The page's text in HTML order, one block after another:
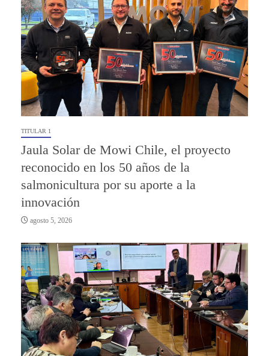
TITULAR 1
Jaula Solar de Mowi Chile, el proyecto
reconocido en los 50 años de la
salmonicultura por su aporte a la
innovación
agosto 5, 2026